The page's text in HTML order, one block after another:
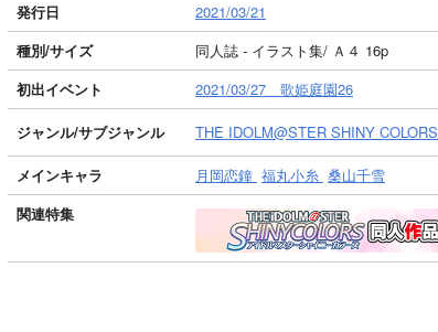
発行日
2021/03/21
種別/サイズ
同人誌 - イラスト集/ Ａ４ 16p
初出イベント
2021/03/27 歌姫庭園26
ジャンル/サブジャンル THE IDOLM@STER SHINY COLORS
メインキャラ 月岡恋鐘 福丸小糸 桑山千雪
関連特集